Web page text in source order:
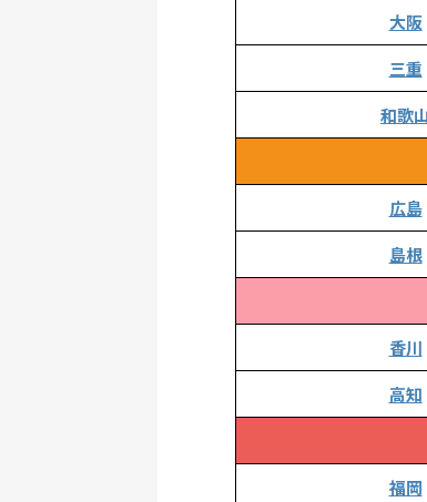
大阪
三重
和歌山
広島
島根
香川
高知
福岡